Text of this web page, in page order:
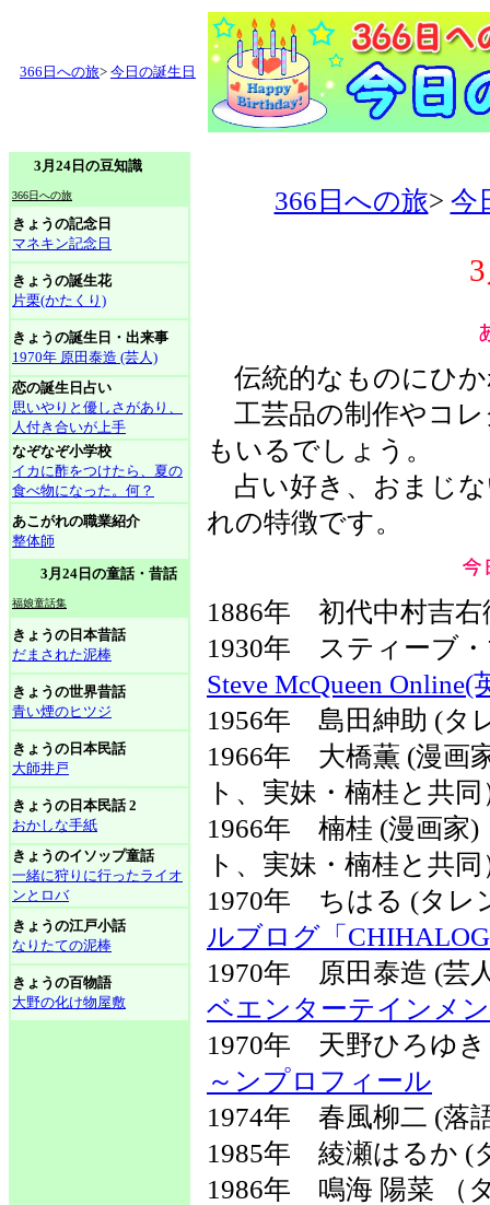
366日への旅> 今日の誕生日
3月24日の豆知識
366日への旅
きょうの記念日
マネキン記念日
きょうの誕生花
片栗(かたくり)
きょうの誕生日・出来事
1970年 原田泰造 (芸人)
恋の誕生日占い
思いやりと優しさがあり、
人付き合いが上手
なぞなぞ小学校
イカに酢をつけたら、夏の
食べ物になった。何？
あこがれの職業紹介
整体師
3月24日の童話・昔話
福娘童話集
きょうの日本昔話
だまされた泥棒
きょうの世界昔話
青い煙のヒツジ
きょうの日本民話
大師井戸
きょうの日本民話 2
おかしな手紙
きょうのイソップ童話
一緒に狩りに行ったライオ
ンとロバ
きょうの江戸小話
なりたての泥棒
きょうの百物語
大野の化け物屋敷
366日への旅> 今
伝統的なものにひ
工芸品の制作やコ
もいるでしょう。
占い好き、おまじ
れの特徴です。
1886年 初代中村吉右
1930年 スティーブ
Steve McQueen Online(
1956年 島田紳助 (タ
1966年 大橋薫 (漫
ト、実妹・楠桂と共同
1966年 楠桂 (漫
ト、実妹・楠桂と共同
1970年 ちはる (
ルブログ「
1970年 原田泰造 (
ベエンターテインメ
1970年 天野ひろ
～ンプロフィール
1974年 春風柳二 (落
1985年 綾瀬はるか (
1986年 鳴海 陽菜